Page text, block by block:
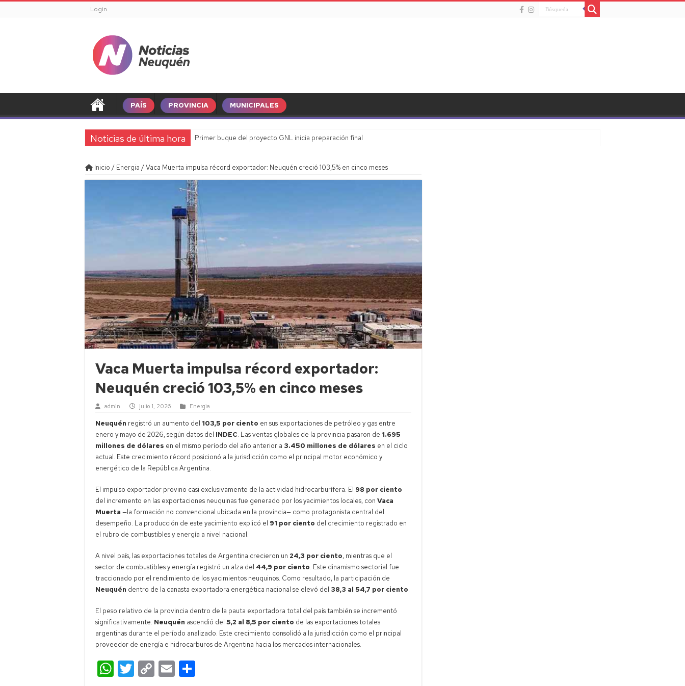
Login
PAÍS PROVINCIA MUNICIPALES
Noticias de última hora Primer buque del proyecto GNL inicia preparación final
Inicio / Energia /Vaca Muerta impulsa récord exportador: Neuquén creció 103,5% en cinco meses
Vaca Muerta impulsa récord exportador:
Neuquén creció 103,5% en cinco meses
admin julio 1, 2026 Energia
Neuquén registró un aumento del 103,5 por ciento en sus exportaciones de petróleo y gas entre
enero y mayo de 2026, según datos del INDEC. Las ventas globales de la provincia pasaron de 1.695
millones de dólares en el mismo período del año anterior a 3.450 millones de dólares en el ciclo
actual. Este crecimiento récord posicionó a la jurisdicción como el principal motor económico y
energético de la República Argentina.
El impulso exportador provino casi exclusivamente de la actividad hidrocarburífera. El 98 por ciento
del incremento en las exportaciones neuquinas fue generado por los yacimientos locales, con Vaca
Muerta —la formación no convencional ubicada en la provincia— como protagonista central del
desempeño. La producción de este yacimiento explicó el 91 por ciento del crecimiento registrado en
el rubro de combustibles y energía a nivel nacional.
A nivel país, las exportaciones totales de Argentina crecieron un 24,3 por ciento, mientras que el
sector de combustibles y energía registró un alza del 44,9 por ciento. Este dinamismo sectorial fue
traccionado por el rendimiento de los yacimientos neuquinos. Como resultado, la participación de
Neuquén dentro de la canasta exportadora energética nacional se elevó del 38,3 al 54,7 por ciento.
El peso relativo de la provincia dentro de la pauta exportadora total del país también se incrementó
significativamente. Neuquén ascendió del 5,2 al 8,5 por ciento de las exportaciones totales
argentinas durante el período analizado. Este crecimiento consolidó a la jurisdicción como el principal
proveedor de energía e hidrocarburos de Argentina hacia los mercados internacionales.
W T C E